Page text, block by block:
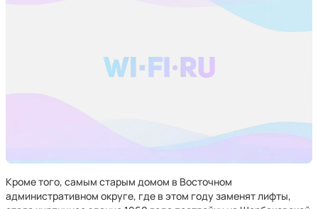
Кроме того, самым старым домом в Восточном
административном округе, где в этом году заменят лифты,